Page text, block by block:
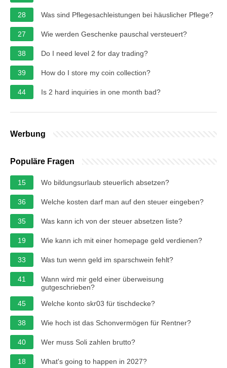
28 Was sind Pflegesachleistungen bei häuslicher Pflege?
27 Wie werden Geschenke pauschal versteuert?
38 Do I need level 2 for day trading?
39 How do I store my coin collection?
44 Is 2 hard inquiries in one month bad?
Werbung
Populäre Fragen
15 Wo bildungsurlaub steuerlich absetzen?
36 Welche kosten darf man auf den steuer eingeben?
35 Was kann ich von der steuer absetzen liste?
19 Wie kann ich mit einer homepage geld verdienen?
33 Was tun wenn geld im sparschwein fehlt?
41
Wann wird mir geld einer überweisung
gutgeschrieben?
45
Welche konto skr03 für tischdecke?
38 Wie hoch ist das Schonvermögen für Rentner?
40 Wer muss Soli zahlen brutto?
18 What's going to happen in 2027?